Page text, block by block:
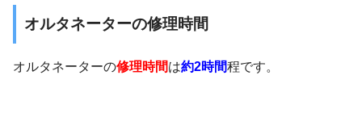
オルタネーターの修理時間
オルタネーターの修理時間は約2時間程です。